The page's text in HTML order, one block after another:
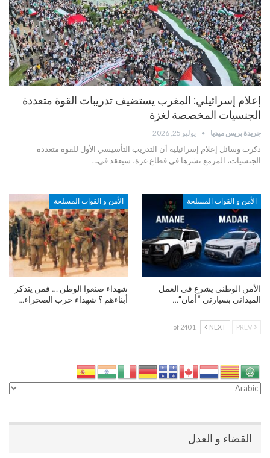
إعلام إسرائيلي: المغرب يستضيف تدريبات القوة متعددة
الجنسيات المخصصة لغزة
جريدة بريس ميديا يوليو 25, 2026
ذكرت وسائل إعلام إسرائيلية أن التدريب التأسيسي الأول للقوة متعددة
الجنسيات، المزمع نشرها في قطاع غزة، سيعقد في…
الأمن و القوات المسلحة
الأمن الوطني يشرع في العمل
الميداني بسيارتي “أمان”…
الأمن و القوات المسلحة
شهداء صنعوا الوطن … فمن يتذكر
أبناءهم ؟ شهداء حرب الصحراء…
NEXT
1 of 240
القضاء و العدل